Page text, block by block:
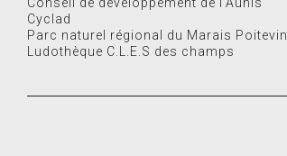
Cyclad
Parc naturel régional du Marais Poitevin
Ludothèque C.L.E.S des champs